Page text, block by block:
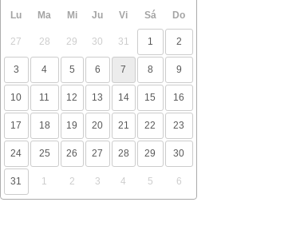
Lu Ma Mi Ju Vi Sá Do
27 28 29 30 31 1 2
3 4 5 6 7 8 9
10 11 12 13 14 15 16
17 18 19 20 21 22 23
24 25 26 27 28 29 30
31 1 2 3 4 5 6